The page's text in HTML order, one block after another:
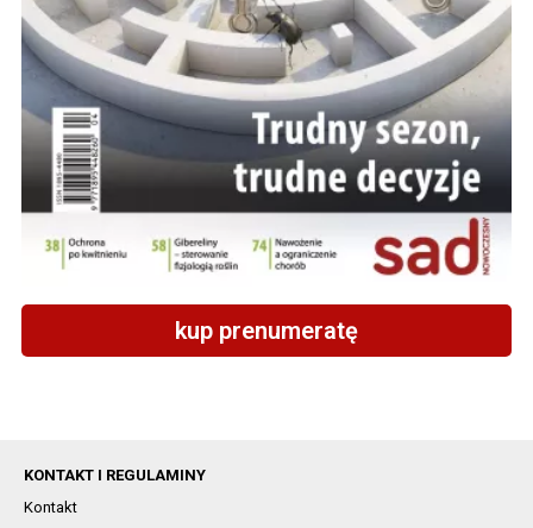
kup prenumeratę
KONTAKT I REGULAMINY
Kontakt